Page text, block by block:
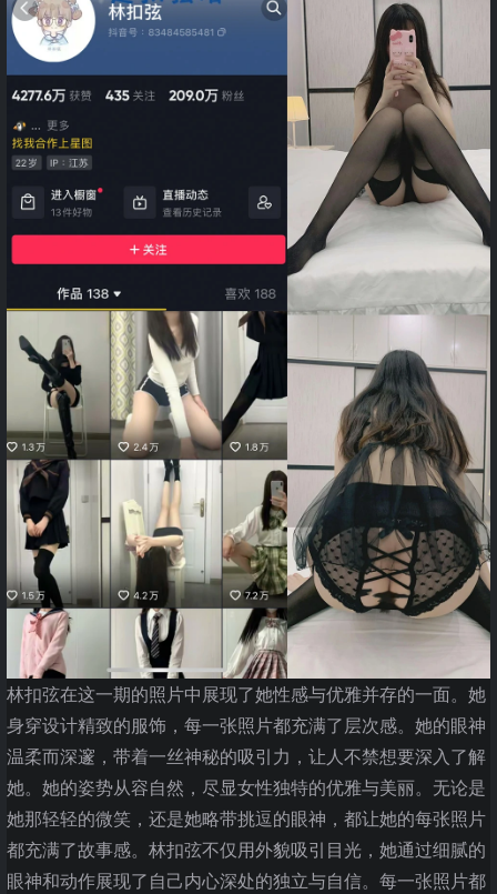
林扣弦在这一期的照片中展现了她性感与优雅并存的一面。她
身穿设计精致的服饰，每一张照片都充满了层次感。她的眼神
温柔而深邃，带着一丝神秘的吸引力，让人不禁想要深入了解
她。她的姿势从容自然，尽显女性独特的优雅与美丽。无论是
她那轻轻的微笑，还是她略带挑逗的眼神，都让她的每张照片
都充满了故事感。林扣弦不仅用外貌吸引目光，她通过细腻的
眼神和动作展现了自己内心深处的独立与自信。每一张照片都